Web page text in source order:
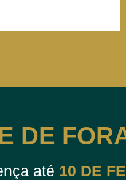
DE
até 10 DE